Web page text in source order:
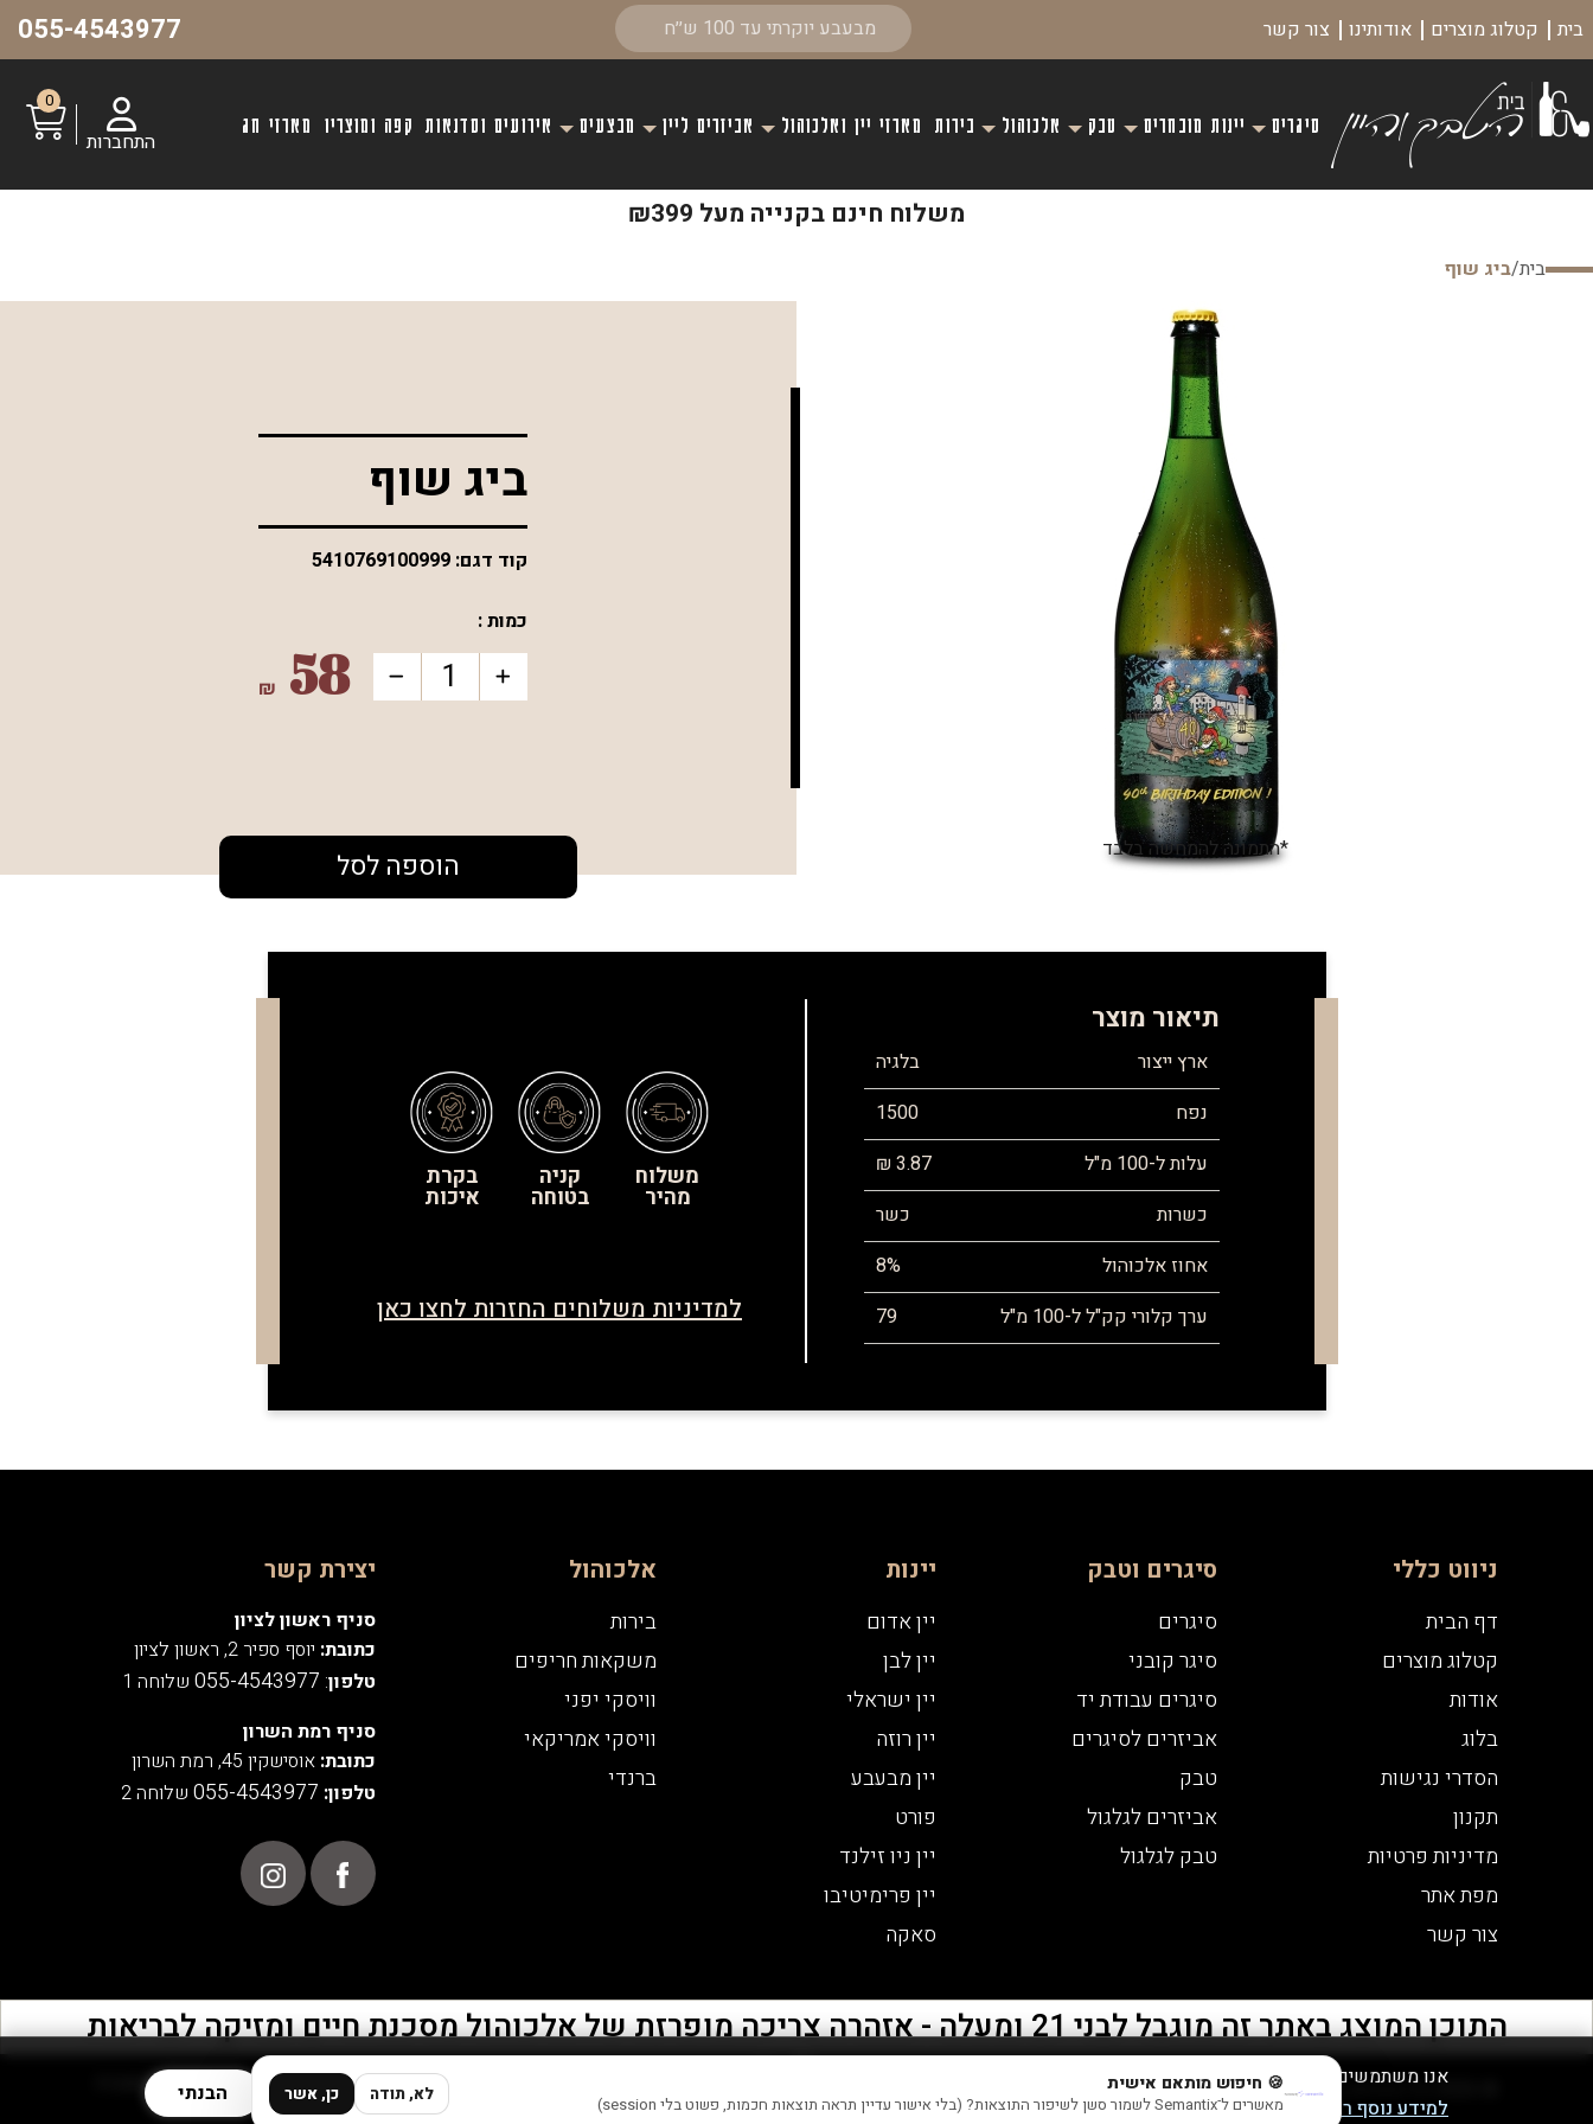
בית קטלוג מוצרים אודותינו צור קשר 055-4543977
סיגרים יינות מובחרים טבק אלכוהול בירות מארזי יין ואלכוהול אביזרים ליין מבצעים אירועים וסדנאות קפה ומוצריו מארזי חג
התחברות
0
משלוח חינם בקנייה מעל ₪399
התוכן המוצג באתר זה מוגבל לבני 21 ומעלה - אזהרה צריכה מופרזת של אלכוהול מסכנת חיים ומזיקה לבריאות
בית/ביג שוף
*התמונה להמחשה בלבד
ביג שוף
קוד דגם:5410769100999
כמות :
58
₪
הוספה לסל
תיאור מוצר
ארץ ייצור
בלגיה
נפח
1500
עלות ל-100 מ"ל
3.87 ₪
כשרות
כשר
אחוז אלכוהול
8%
ערך קלורי קק"ל ל-100 מ"ל
79
משלוח
מהיר
קניה
בטוחה
בקרת
איכות
למדיניות משלוחים החזרות לחצו כאן
ניווט כללי
דף הבית
קטלוג מוצרים
אודות
בלוג
הסדרי נגישות
תקנון
מדיניות פרטיות
מפת אתר
צור קשר
סיגרים וטבק
סיגרים
סיגר קובני
סיגרים עבודת יד
אביזרים לסיגרים
טבק
אביזרים לגלגול
טבק לגלגול
יינות
יין אדום
יין לבן
יין ישראלי
יין רוזה
יין מבעבע
פורט
יין ניו זילנד
יין פרימיטיבו
סאקה
אלכוהול
בירות
משקאות חריפים
וויסקי יפני
וויסקי אמריקאי
ברנדי
יצירת קשר
סניף ראשון לציון
כתובת: יוסף ספיר 2, ראשון לציון
טלפון:
055-4543977 שלוחה 1
סניף רמת השרון
כתובת:אוסישקין 45, רמת השרון
טלפון: 055-4543977 שלוחה 2
POWERED BY
אנו משתמשים בעוגיות לצורך תפעול האתר, ניתוחים סטטיסטיים, שיפור חוויית המשתמש והתוכן המוצג באתר.
למידע נוסף ראו במדיניות הפרטיות שלנו
הבנתי 🍪 חיפוש מותאם אישית
מאשרים ל־Semantix לשמור סשן לשיפור התוצאות? (בלי אישור עדיין תראה תוצאות חכמות, פשוט בלי session) לא, תודה כן, אשר